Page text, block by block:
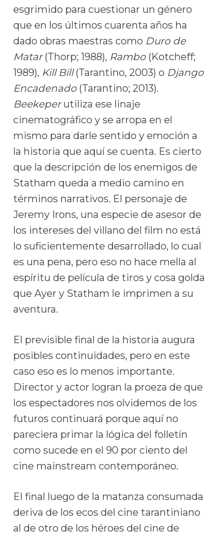
esgrimido para cuestionar un género
que en los últimos cuarenta años ha
dado obras maestras como Duro de
Matar(Thorp; 1988), Rambo(Kotcheff;
1989), Kill Bill(Tarantino, 2003) o Django
Encadenado(Tarantino; 2013).
Beekeperutiliza ese linaje
cinematográfico y se arropa en el
mismo para darle sentido y emoción a
la historia que aquí se cuenta. Es cierto
que la descripción de los enemigos de
Statham queda a medio camino en
términos narrativos. El personaje de
Jeremy Irons, una especie de asesor de
los intereses del villano del film no está
lo suficientemente desarrollado, lo cual
es una pena, pero eso no hace mella al
espíritu de película de tiros y cosa golda
que Ayer y Statham le imprimen a su
aventura.
El previsible final de la historia augura
posibles continuidades, pero en este
caso eso es lo menos importante.
Director y actor logran la proeza de que
los espectadores nos olvidemos de los
futuros continuará porque aquí no
pareciera primar la lógica del folletín
como sucede en el 90 por ciento del
cine mainstream contemporáneo.
El final luego de la matanza consumada
deriva de los ecos del cine tarantiniano
al de otro de los héroes del cine de